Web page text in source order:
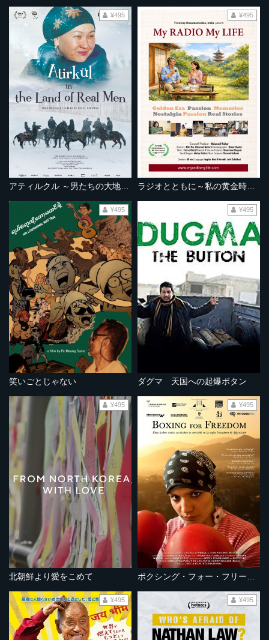
アティルクル ～男たちの大地を駆ける～
¥495
ラジオとともに～私の黄金時代～
¥495
笑いごとじゃない
¥495
ダグマ 天国への起爆ボタン
¥495
北朝鮮より愛をこめて
¥495 ¥495
¥495 ¥495